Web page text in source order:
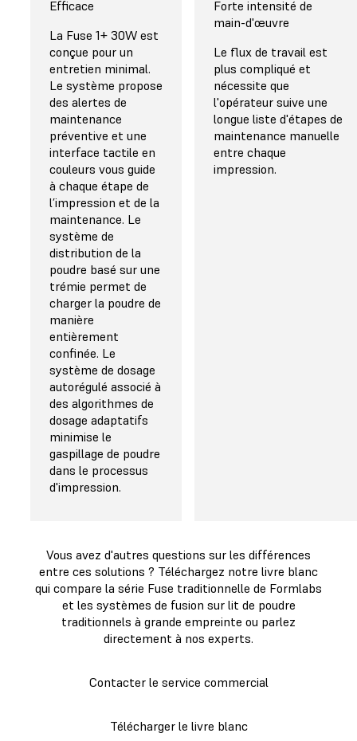
Efficace
La Fuse 1+ 30W est
conçue pour un
entretien minimal.
Le système propose
des alertes de
maintenance
préventive et une
interface tactile en
couleurs vous guide
à chaque étape de
l’impression et de la
maintenance. Le
système de
distribution de la
poudre basé sur une
trémie permet de
charger la poudre de
manière
entièrement
confinée. Le
système de dosage
autorégulé associé à
des algorithmes de
dosage adaptatifs
minimise le
gaspillage de poudre
dans le processus
d'impression.
Forte intensité de
main-d'œuvre
Le flux de travail est
plus compliqué et
nécessite que
l'opérateur suive une
longue liste d'étapes de
maintenance manuelle
entre chaque
impression.
Vous avez d'autres questions sur les différences
entre ces solutions ? Téléchargez notre livre blanc
qui compare la série Fuse traditionnelle de Formlabs
et les systèmes de fusion sur lit de poudre
traditionnels à grande empreinte ou parlez
directement à nos experts.
Contacter le service commercial
Télécharger le livre blanc